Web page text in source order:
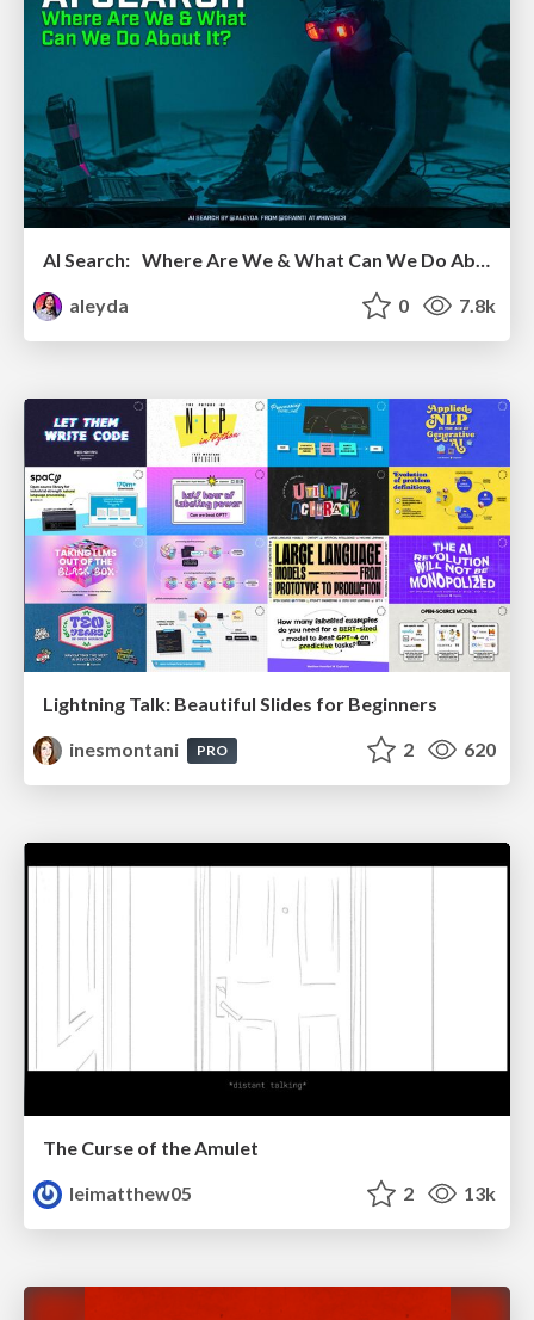
aleyda
0 7.8k
Lightning Talk: Beautiful Slides for Beginners
inesmontani
PRO 2 620
The Curse of the Amulet
leimatthew05
2 13k